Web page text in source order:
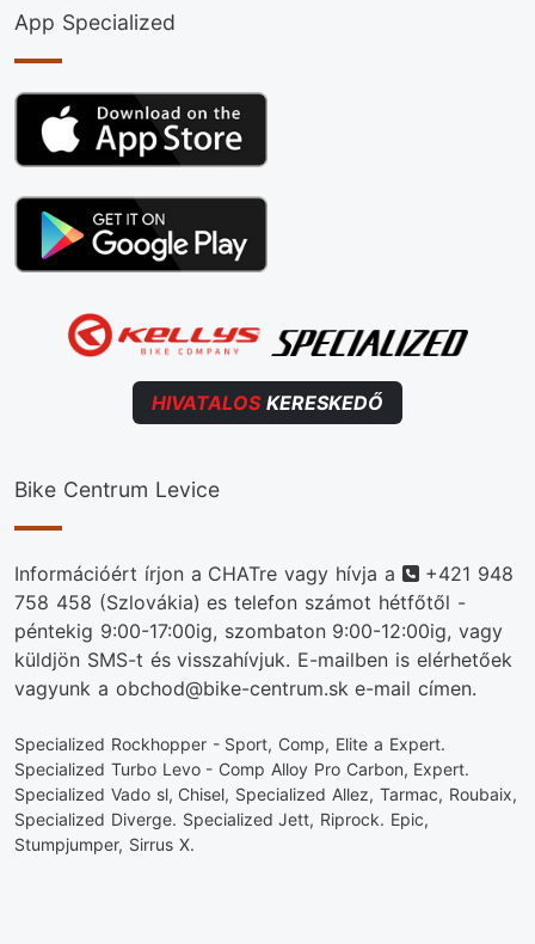
App Specialized
HIVATALOSKERESKEDŐ
Bike Centrum Levice
Információért írjon a CHATre vagy hívja a Telefonszám
+421 948
758 458 (Szlovákia) es telefon számot hétfőtől -
péntekig 9:00-17:00ig, szombaton 9:00-12:00ig, vagy
küldjön SMS-t és visszahívjuk. E-mailben is elérhetőek
vagyunk a obchod@bike-centrum.sk e-mail címen.
Specialized Rockhopper - Sport, Comp, Elite a Expert.
Specialized Turbo Levo - Comp Alloy Pro Carbon, Expert.
Specialized Vado sl, Chisel, Specialized Allez, Tarmac, Roubaix,
Specialized Diverge. Specialized Jett, Riprock. Epic,
Stumpjumper, Sirrus X.